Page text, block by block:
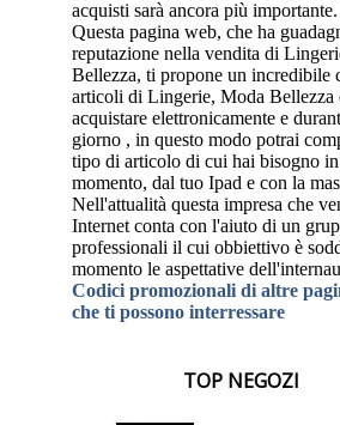
acquisti sarà ancora più importante.
Questa pagina web, che ha
reputazione nella vendita di
Bellezza, ti propone un incredibile
articoli di Lingerie, Moda Bellezza
acquistare elettronicamente e
giorno , in questo modo potrai
tipo di articolo di cui hai bisogno in
momento, dal tuo Ipad e con la
Nell'attualità questa impresa che
Internet conta con l'aiuto di un
professionali il cui obbiettivo è
momento le aspettative
Codici promozionali di altre
che ti possono interressare
TOP NEGOZI